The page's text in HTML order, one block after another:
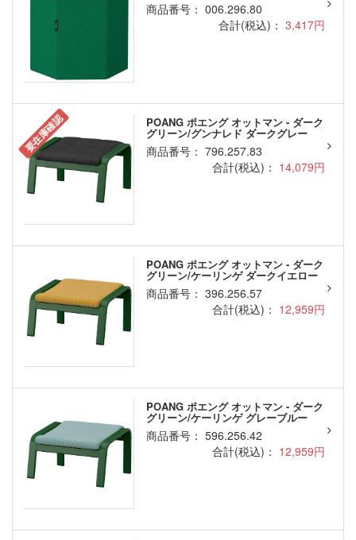
商品番号： 006.296.80
合計(税込)： 3,417円
要在庫確認 POANG ポエング オットマン - ダーク
グリーン/グンナレド ダークグレー
商品番号： 796.257.83
合計(税込)： 14,079円
POANG ポエング オットマン - ダーク
グリーン/ケーリンゲ ダークイエロー
商品番号： 396.256.57
合計(税込)： 12,959円
POANG ポエング オットマン - ダーク
グリーン/ケーリンゲ グレーブルー
商品番号： 596.256.42
合計(税込)： 12,959円